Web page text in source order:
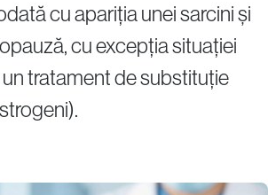
cu apariția unei sarcini și
cu excepția situației
tratament de substituție